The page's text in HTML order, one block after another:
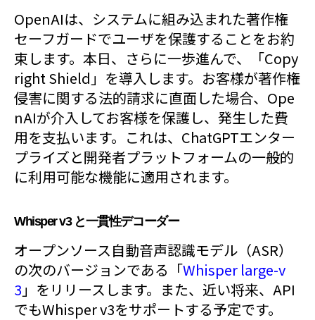
OpenAIは、システムに組み込まれた著作権
セーフガードでユーザを保護することをお約
束します。本日、さらに一歩進んで、「Copy
right Shield」を導入します。お客様が著作権
侵害に関する法的請求に直面した場合、Ope
nAIが介入してお客様を保護し、発生した費
用を支払います。これは、ChatGPTエンター
プライズと開発者プラットフォームの一般的
に利用可能な機能に適用されます。
Whisper v3 と一貫性デコーダー
オープンソース自動音声認識モデル（ASR）
の次のバージョンである「Whisper large-v
3 」をリリースします。また、近い将来、API
でもWhisper v3をサポートする予定です。